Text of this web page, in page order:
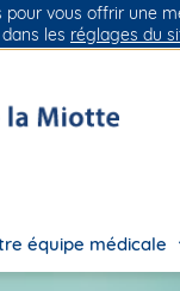
la vie
équipe médicale
pour vous offrir une
les réglages du